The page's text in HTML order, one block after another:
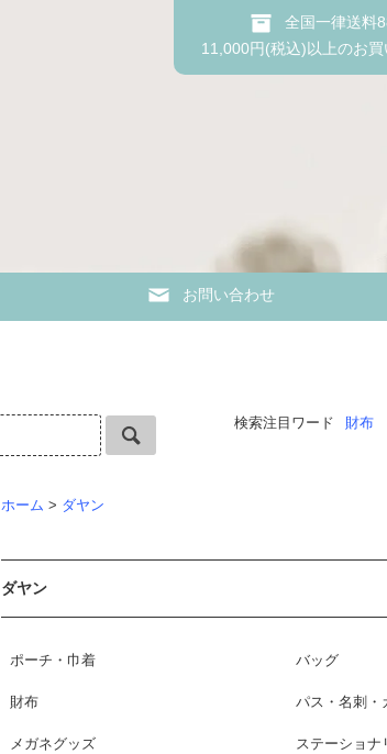
全国一律送料
11,000円(税込)以上のお
お問い合わせ
検索注目ワード 財布
ホーム > ダヤン
ダヤン
ポーチ・巾着 バッグ
財布 パス・名刺・
メガネグッズ ステーショナ